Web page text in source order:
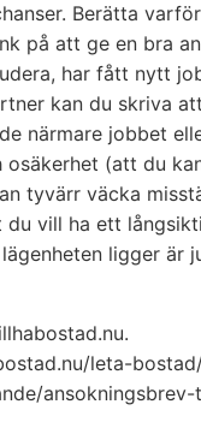
Berätta
på att ge en bra
har fått nytt
kan du skriva
närmare jobbet
osäkerhet (att du
tyvärr väcka
du vill ha ett
ligger är
leta-